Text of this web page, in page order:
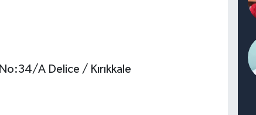
A Delice / Kırıkkale